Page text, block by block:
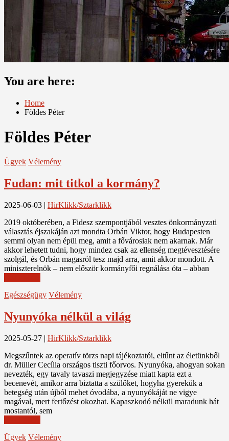
You are here:
Home
Földes Péter
Földes Péter
Ügyek Vélemény
Fudan: mit titkol a kormány?
2025-06-03 | HirKlikk/Sztarklikk
2019 októberében, a Fidesz szempontjából vesztes önkormányzati
választás éjszakáján azt mondta Orbán Viktor, hogy Budapesten
semmi olyan nem épül meg, amit a fővárosiak nem akarnak. Már
akkor lehetett tudni, hogy mindez csak az ellenség megtévesztésére
szolgál, és Orbán magasról tesz majd arra, amit akkor mondott. A
miniszterelnök – nem először kormányfői regnálása óta – abban
Egészségügy Vélemény
Nyunyóka nélkül a világ
2025-05-27 | HirKlikk/Sztarklikk
Megszűntek az operatív törzs napi tájékoztatói, eltűnt az életünkből
dr. Müller Cecília országos tiszti főorvos. Nyunyóka, ahogyan sokan
nevezték, egy tavaly tavaszi megjegyzése miatt kapta ezt a
becenevét, amikor arra biztatta a szülőket, hogyha gyerekük a
betegség után újból mehet óvodába, a nyunyókáját ne vigye
magával, mert fertőzést okozhat. Kapaszkodó nélkül maradunk hát
mostantól, sem
Ügyek Vélemény